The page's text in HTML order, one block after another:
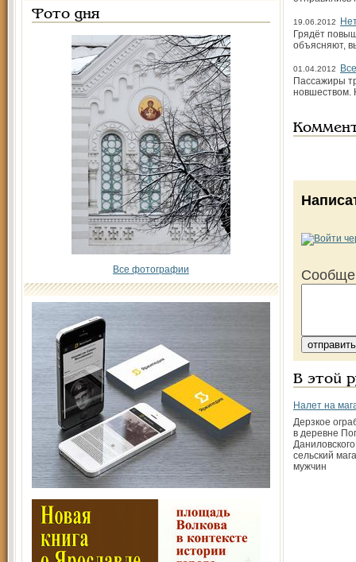
Фото дня
Все фотографии
19.06.2012
Грядёт
объясняют,
01.04.2012
Пассажиры
новше­ством.
В этой
Налет на
Дерзкое
в деревне
сельский
мужчин